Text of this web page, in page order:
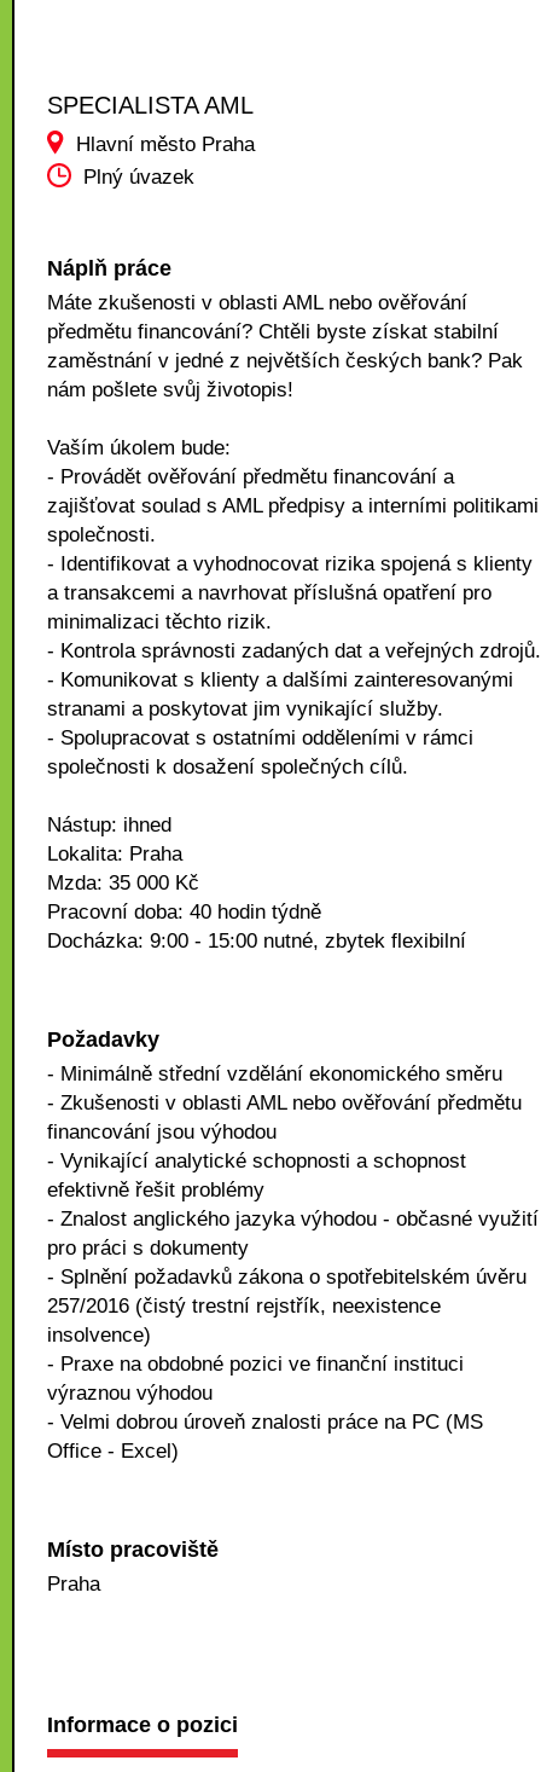
SPECIALISTA AML
Hlavní město Praha
Plný úvazek
Náplň práce
Máte zkušenosti v oblasti AML nebo ověřování
předmětu financování? Chtěli byste získat stabilní
zaměstnání v jedné z největších českých bank? Pak
nám pošlete svůj životopis!
Vaším úkolem bude:
- Provádět ověřování předmětu financování a
zajišťovat soulad s AML předpisy a interními politikami
společnosti.
- Identifikovat a vyhodnocovat rizika spojená s klienty
a transakcemi a navrhovat příslušná opatření pro
minimalizaci těchto rizik.
- Kontrola správnosti zadaných dat a veřejných zdrojů.
- Komunikovat s klienty a dalšími zainteresovanými
stranami a poskytovat jim vynikající služby.
- Spolupracovat s ostatními odděleními v rámci
společnosti k dosažení společných cílů.
Nástup: ihned
Lokalita: Praha
Mzda: 35 000 Kč
Pracovní doba: 40 hodin týdně
Docházka: 9:00 - 15:00 nutné, zbytek flexibilní
Požadavky
- Minimálně střední vzdělání ekonomického směru
- Zkušenosti v oblasti AML nebo ověřování předmětu
financování jsou výhodou
- Vynikající analytické schopnosti a schopnost
efektivně řešit problémy
- Znalost anglického jazyka výhodou - občasné využití
pro práci s dokumenty
- Splnění požadavků zákona o spotřebitelském úvěru
257/2016 (čistý trestní rejstřík, neexistence
insolvence)
- Praxe na obdobné pozici ve finanční instituci
výraznou výhodou
- Velmi dobrou úroveň znalosti práce na PC (MS
Office - Excel)
Místo pracoviště
Praha
Informace o pozici